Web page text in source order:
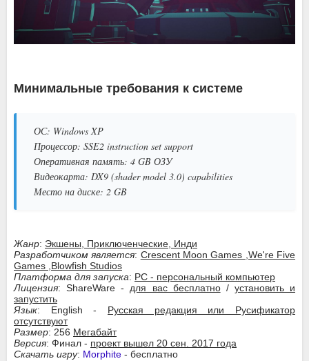
Минимальные требования к системе
ОС: Windows XP
Процессор: SSE2 instruction set support
Оперативная память: 4 GB ОЗУ
Видеокарта: DX9 (shader model 3.0) capabilities
Место на диске: 2 GB
Жанр: Экшены, Приключенческие, Инди
Разработчиком является: Crescent Moon Games ,We're Five
Games ,Blowfish Studios
Платформа для запуска: PC - персональный компьютер
Лицензия: ShareWare -для вас бесплатно/ установить и
запустить
Язык: English - Русская редакция или Русификатор
отсутствуют
Размер: 256 Мегабайт
Версия: Финал - проект вышел 20 сен. 2017 года
Скачать игру: Morphite - бесплатно